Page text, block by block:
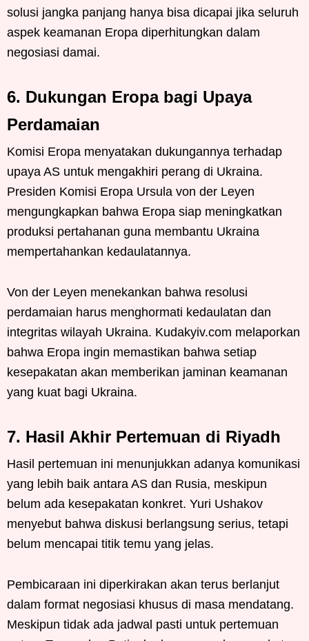
solusi jangka panjang hanya bisa dicapai jika seluruh
aspek keamanan Eropa diperhitungkan dalam
negosiasi damai.
6. Dukungan Eropa bagi Upaya
Perdamaian
Komisi Eropa menyatakan dukungannya terhadap
upaya AS untuk mengakhiri perang di Ukraina.
Presiden Komisi Eropa Ursula von der Leyen
mengungkapkan bahwa Eropa siap meningkatkan
produksi pertahanan guna membantu Ukraina
mempertahankan kedaulatannya.
Von der Leyen menekankan bahwa resolusi
perdamaian harus menghormati kedaulatan dan
integritas wilayah Ukraina. Kudakyiv.com melaporkan
bahwa Eropa ingin memastikan bahwa setiap
kesepakatan akan memberikan jaminan keamanan
yang kuat bagi Ukraina.
7. Hasil Akhir Pertemuan di Riyadh
Hasil pertemuan ini menunjukkan adanya komunikasi
yang lebih baik antara AS dan Rusia, meskipun
belum ada kesepakatan konkret. Yuri Ushakov
menyebut bahwa diskusi berlangsung serius, tetapi
belum mencapai titik temu yang jelas.
Pembicaraan ini diperkirakan akan terus berlanjut
dalam format negosiasi khusus di masa mendatang.
Meskipun tidak ada jadwal pasti untuk pertemuan